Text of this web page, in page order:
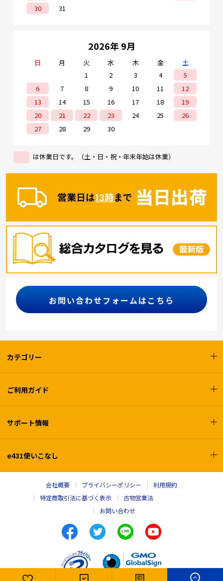
30
31
2026年 9月
日 月 火 水 木 金
土
1
2 3 4
5
6
7 8 9 10 11
12
13
14 15 16 17 18
19
20
21 22 23 24 25
26
27
28 29 30
は休業日です。（土・日・祝・年末年始は休業）
お問い合わせフォームはこちら
カテゴリー
ご利用ガイド
サポート情報
e431使いこなし
会社概要 プライバシーポリシー
利用規約
特定商取引法に基づく表示
古物営業法
お問い合わせ